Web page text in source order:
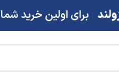
برای اولین خرید شما